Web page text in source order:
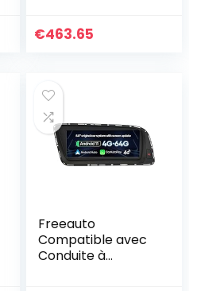
€463.65
Freeauto
Compatible avec
Conduite à